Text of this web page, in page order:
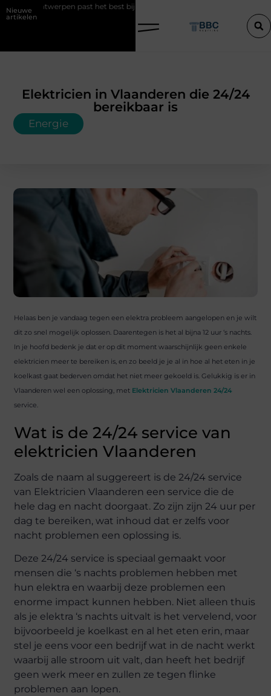
Nieuwe
artikelen
past het best bij uw situatie?
Elektricien in Vlaanderen die 24/24
bereikbaar is
Energie
Helaas ben je vandaag tegen een elektra probleem aangelopen en je wilt
dit zo snel mogelijk oplossen. Daarentegen is het al bijna 12 uur ‘s nachts.
In je hoofd bedenk je dat er op dit moment waarschijnlijk geen enkele
elektricien meer te bereiken is, en zo beeld je je al in hoe al het eten in je
koelkast gaat bederven omdat het niet meer gekoeld is. Gelukkig is er in
Vlaanderen wel een oplossing, met Elektricien Vlaanderen 24/24
service.
Wat is de 24/24 service van
elektricien Vlaanderen
Zoals de naam al suggereert is de 24/24 service
van Elektricien Vlaanderen een service die de
hele dag en nacht doorgaat. Zo zijn zijn 24 uur per
dag te bereiken, wat inhoud dat er zelfs voor
nacht problemen een oplossing is.
Deze 24/24 service is speciaal gemaakt voor
mensen die ‘s nachts problemen hebben met
hun elektra en waarbij deze problemen een
enorme impact kunnen hebben. Niet alleen thuis
als je elektra ‘s nachts uitvalt is het vervelend, voor
bijvoorbeeld je koelkast en al het eten erin, maar
stel je eens voor een bedrijf wat in de nacht werkt
waarbij alle stroom uit valt, dan heeft het bedrijf
geen werk meer en zullen ze tegen flinke
problemen aan lopen.